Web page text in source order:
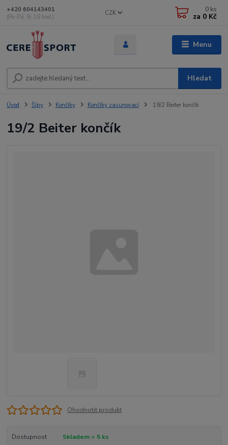
Menu
CZK
Hledat
+420 604143401
(Po-Pá, 8-18 hod.)
0 ks
za 0 Kč
Úvod Šípy Končíky Končíky zasunovací 19/2 Beiter končík
19/2 Beiter končík
Ohodnotit produkt
Dostupnost
Skladem > 5 ks